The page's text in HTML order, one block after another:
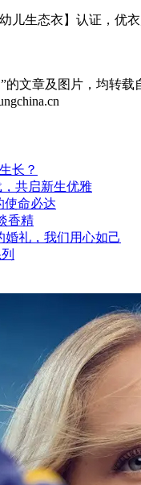
生态衣】认证，优
文章及图片，均转
长？
共启新生优雅
使命必达
香精
礼，我们用心如己